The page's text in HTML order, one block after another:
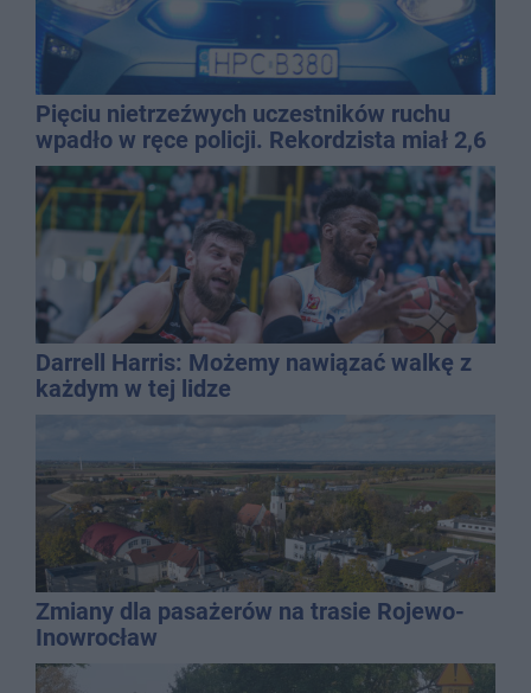
Pięciu nietrzeźwych uczestników ruchu
wpadło w ręce policji. Rekordzista miał 2,6
promila
Darrell Harris: Możemy nawiązać walkę z
każdym w tej lidze
Zmiany dla pasażerów na trasie Rojewo-
Inowrocław